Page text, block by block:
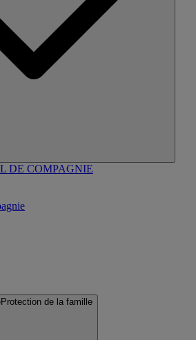
DE COMPAGNIE
Protection de la famille